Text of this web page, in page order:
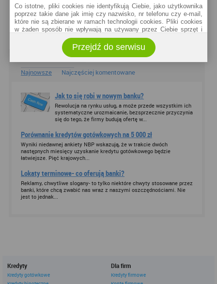
POLECANE ARTYKUŁY
Najnowsze
Najczęściej komentowane
Jak to się robi w nowym banku?
Rewolucja na rynku usług, a może przede wszystkim ich
systematyczne urozmaicanie, bezsprzecznie przyczynia
się do tego, że firmy budują ofertę w...
Porównanie kredytów gotówkowych na 5 000 zł
Wyniki niedawnej ankiety NBP wskazują, że w trakcie dwóch
następnych miesięcy uzyskanie kredytu gotówkowego będzie
łatwiejsze. Pięć krajowych...
Lokaty terminowe- co oferują banki?
Reklamy, chwytliwe slogany- to tylko niektóre chwyty stosowane przez
banki, które chcą zwabić nas wraz z naszymi oszczędnościami. Nie
jest to jednak...
Kredyty
Kredyty gotówkowe
Dla firm
Kredyty firmowe
Co istotne, pliki cookies nie identyfikują Ciebie, jako użytkownika
poprzez takie dane jak imię czy nazwisko, nr telefonu czy e-mail,
które nie są zbierane w ramach technologii cookies. Pliki cookies
w żaden sposób nie wpływają na używany przez Ciebie sprzęt i
Zakres wykorzystywania plików cookies możliwy jest do
określenia w ustawieniach przeglądarki każdego użytkownika. Bez
wprowadzenia zmian ustawień, informacje w plikach cookies mogą
być zapisywane w pamięci Twojego urządzenia.
k.) z siedzibą w Warszawie, ul. Wolska 88, 01 - 141 Warszawa.
Możesz jako użytkownik w każdym czasie skontaktować się z
administratorem pod adresem bok@ebroker.pl, jak również wyrazić
sprzeciwu wobec działań administratora.
obowiązującym prawem (zgodnie z tzw. RODO) w ramach tzw.
uzasadnionego interesu administratora danych, po to, aby
zapewnić jak najlepsze funkcjonowanie serwisu i odpowiednie
dostosowanie usług, świadczonych w ramach serwisu do potrzeb
regulamin serwisu.
Więcej informacji na temat stosowania technologii cookies w
serwisie dostępne jest w Polityce Cookies.
siedzibą w Warszawie (01-141), ul. Wolska 88, wpisana do rejestru
przedsiębiorców Krajowego Rejestru Sądowego prowadzonego
przez Sąd Rejonowy dla m.st. Warszawy w Warszawie, XIII
Przejdź do serwisu